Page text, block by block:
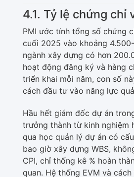
4.1. Tỷ lệ chứng chỉ
PMI ước tính tổng số chứng
cuối 2025 vào khoảng
ngành xây dựng có hơn
hoạt động đăng ký và hàng
triển khai mỗi năm, con số
cách đầu tư vào năng lực
Hầu hết giám đốc dự án
trưởng thành từ kinh nghiệm
qua học quản lý dự án có
bao giờ xây dựng WBS,
CPI, chỉ thống kê % hoàn
quan. Hệ thống EVM và